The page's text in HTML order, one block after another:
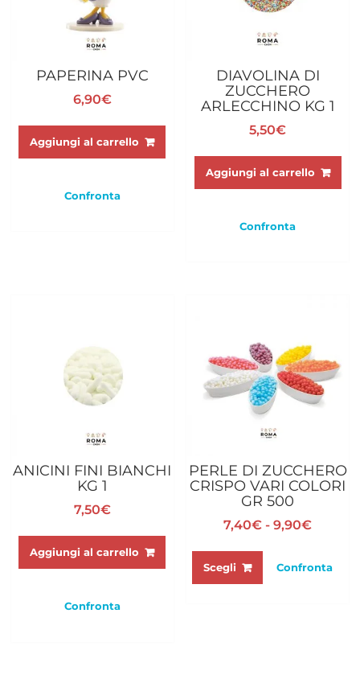
PAPERINA PVC
6,90€
Aggiungi al carrello
Confronta
DIAVOLINA DI
ZUCCHERO
ARLECCHINO KG 1
5,50€
Aggiungi al carrello
Confronta
ANICINI FINI BIANCHI
KG 1
7,50€
Aggiungi al carrello
Confronta
PERLE DI ZUCCHERO
CRISPO VARI COLORI
GR 500
7,40€ - 9,90€Fascia
Scegli
prodotto
Confronta